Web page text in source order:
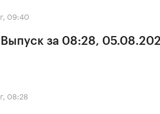
09:40
за 08:28,
08:28